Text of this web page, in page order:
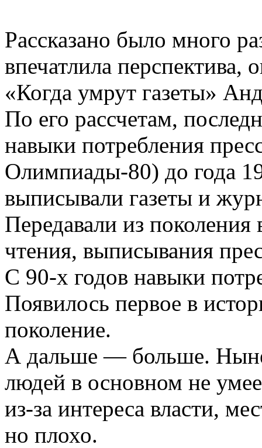
Рассказано было много
впечатлила перспектива,
«Когда умрут газеты»
По его рассчетам,
навыки потребления
Олимпиады-80) до года
выписывали газеты и
Передавали из
чтения, выписывания
С 90-х годов навыки
Появилось первое в
поколение.
А дальше — больше.
людей в основном не
из-за интереса власти,
но плохо.